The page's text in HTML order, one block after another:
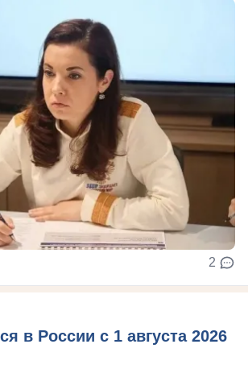
2
в России с 1 августа 2026